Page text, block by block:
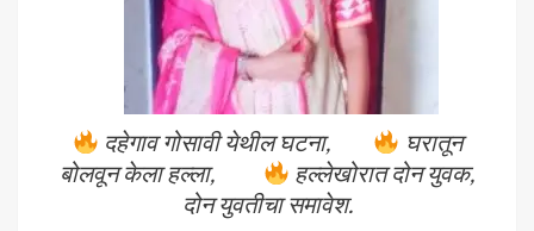
दहेगाव गोसावी येथील घटना,
घरातून
बोलवून केला हल्ला,
हल्लेखोरात दोन युवक,
दोन युवतीचा समावेश.